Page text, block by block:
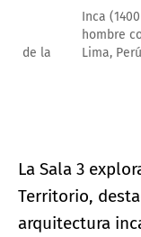
Inca (1400 1532).
hombre con
Lima, Perú.
La Sala 3
Territorio,
arquitectura